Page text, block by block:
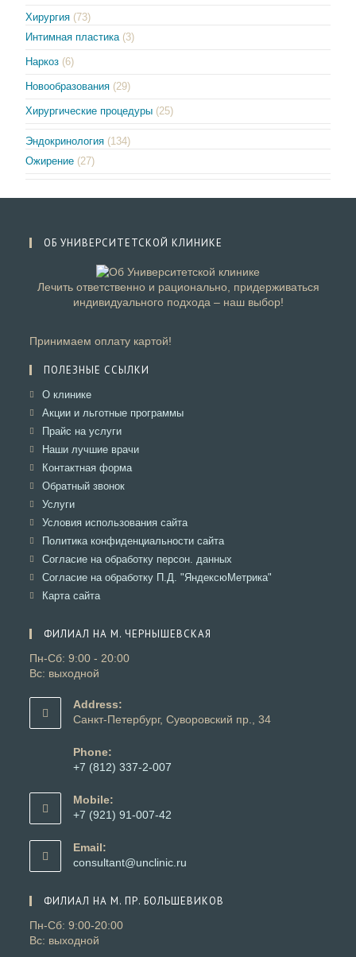
Хирургия (73)
Интимная пластика (3)
Наркоз (6)
Новообразования (29)
Хирургические процедуры (25)
Эндокринология (134)
Ожирение (27)
ОБ УНИВЕРСИТЕТСКОЙ КЛИНИКЕ
Лечить ответственно и рационально, придерживаться
индивидуального подхода – наш выбор!
Принимаем оплату картой!
ПОЛЕЗНЫЕ ССЫЛКИ
О клиникеОткроется
в
вкладке
Акции и льготные программыОткроется
Прайс на услугиОткроется
в
вкладке
Наши лучшие врачиОткроется
Контактная формаОткроется
Обратный звонокОткроется
вкладке
УслугиОткроется
в
вкладке
Условия использования сайтаОткроется
в
вкладке
Политика конфиденциальности сайтаОткроется
в
новой
вкладке
Согласие на обработку персон. данных
в
Согласие на обработку П.Д. "ЯндексюМетрика"
Карта сайтаОткроется
вкладке
ФИЛИАЛ НА М. ЧЕРНЫШЕВСКАЯ
Пн-Сб: 9:00 - 20:00
Вс: выходной
Address:
Санкт-Петербург, Суворовский пр., 34
Phone:
+7 (812) 337-2-007
в
вашем
Mobile:
+7 (921) 91-007-42
в
вашем
Email:
consultant@unclinic.ru
приложении
ФИЛИАЛ НА М. ПР. БОЛЬШЕВИКОВ
Пн-Сб: 9:00-20:00
Вс: выходной